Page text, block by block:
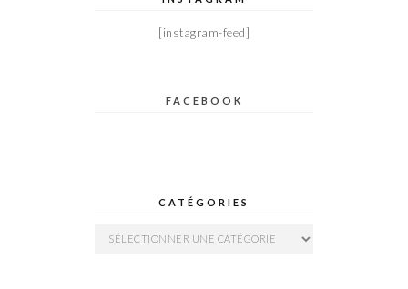
[instagram-feed]
FACEBOOK
CATÉGORIES
Catégories